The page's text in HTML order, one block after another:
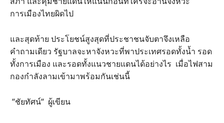
การเมืองไทยผิดไป
และสุดท้าย ประโยชน์สูงสุดที่ประชาชนจับตาจึงเหลือ
คำถามเดียว รัฐบาลจะหาจังหวะที่พาประเทศรอดทั้งน้ำ รอด
ทั้งการเมือง และรอดทั้งแนวชายแดนได้อย่างไร เมื่อไฟสาม
กองกำลังลามเข้ามาพร้อมกันเช่นนี้
“ชัยทัศน์“ ผู้เขียน